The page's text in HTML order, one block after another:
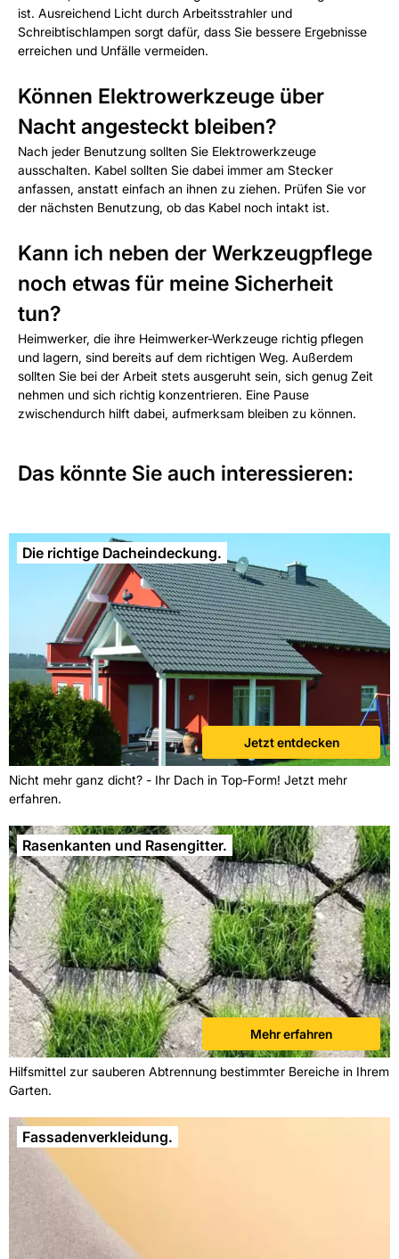
ist. Ausreichend Licht durch Arbeitsstrahler und
Schreibtischlampen sorgt dafür, dass Sie bessere Ergebnisse
erreichen und Unfälle vermeiden.
Können Elektrowerkzeuge über
Nacht angesteckt bleiben?
Nach jeder Benutzung sollten Sie Elektrowerkzeuge
ausschalten. Kabel sollten Sie dabei immer am Stecker
anfassen, anstatt einfach an ihnen zu ziehen. Prüfen Sie vor
der nächsten Benutzung, ob das Kabel noch intakt ist.
Kann ich neben der Werkzeugpflege
noch etwas für meine Sicherheit
tun?
Heimwerker, die ihre Heimwerker-Werkzeuge richtig pflegen
und lagern, sind bereits auf dem richtigen Weg. Außerdem
sollten Sie bei der Arbeit stets ausgeruht sein, sich genug Zeit
nehmen und sich richtig konzentrieren. Eine Pause
zwischendurch hilft dabei, aufmerksam bleiben zu können.
Das könnte Sie auch interessieren:
Die richtige Dacheindeckung.
Jetzt entdecken
Nicht mehr ganz dicht? - Ihr Dach in Top-Form! Jetzt mehr
erfahren.
Rasenkanten und Rasengitter.
Mehr erfahren
Hilfsmittel zur sauberen Abtrennung bestimmter Bereiche in Ihrem
Garten.
Fassadenverkleidung.